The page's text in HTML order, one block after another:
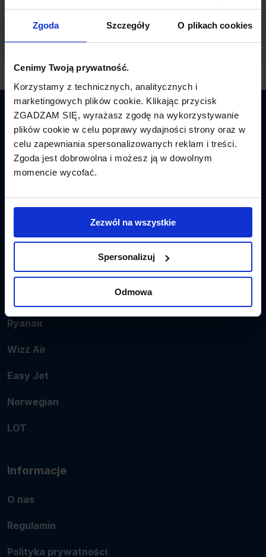
Zgoda Szczegóły O plikach cookies
Cenimy Twoją prywatność.
Korzystamy z technicznych, analitycznych i
marketingowych plików cookie. Klikając przycisk
ZGADZAM SIĘ, wyrażasz zgodę na wykorzystywanie
plików cookie w celu poprawy wydajności strony oraz w
celu zapewniania spersonalizowanych reklam i treści.
Zgoda jest dobrowolna i możesz ją w dowolnym
momencie wycofać.
Zezwól na wszystkie
Spersonalizuj
Odmowa
Latamy.pl
Bilety lotnicze
Promocje
Linie lotnicze
Ryanair
Wizz Air
Easy Jet
Norwegian
LOT
Informacje
O nas
Regulamin
Polityka prywatności